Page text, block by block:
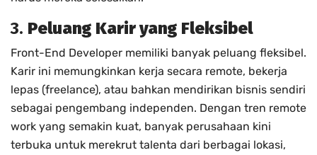
3. Peluang Karir yang Fleksibel
Front-End Developer memiliki banyak peluang fleksibel.
Karir ini memungkinkan kerja secara remote, bekerja
lepas (freelance), atau bahkan mendirikan bisnis sendiri
sebagai pengembang independen. Dengan tren remote
work yang semakin kuat, banyak perusahaan kini
terbuka untuk merekrut talenta dari berbagai lokasi,